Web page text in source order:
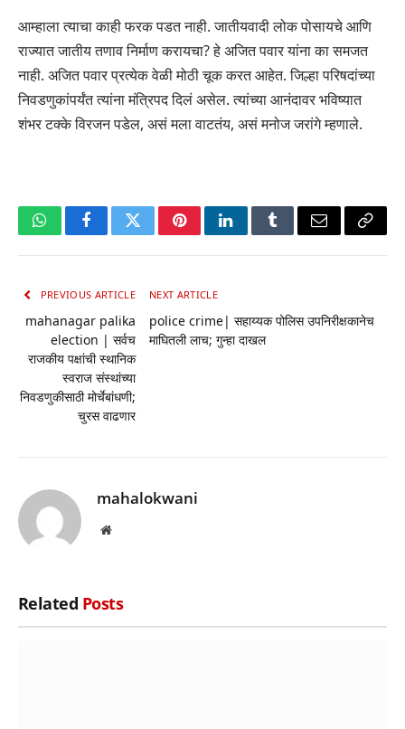
आम्हाला त्याचा काही फरक पडत नाही. जातीयवादी लोक पोसायचे आणि
राज्यात जातीय तणाव निर्माण करायचा? हे अजित पवार यांना का समजत
नाही. अजित पवार प्रत्येक वेळी मोठी चूक करत आहेत. जिल्हा परिषदांच्या
निवडणुकांपर्यंत त्यांना मंत्रिपद दिलं असेल. त्यांच्या आनंदावर भविष्यात
शंभर टक्के विरजन पडेल, असं मला वाटतंय, असं मनोज जरांगे म्हणाले.
WhatsAppFacebookTwitterPinterestLinkedInTumblrEmail Copy
PREVIOUS ARTICLE
mahanagar palika
election | सर्वच
राजकीय पक्षांची स्थानिक
स्वराज संस्थांच्या
निवडणुकीसाठी मोर्चेबांधणी;
चुरस वाढणार
NEXT ARTICLE
police crime| सहाय्यक पोलिस उपनिरीक्षकानेच
माघितली लाच; गुन्हा दाखल
mahalokwani
Website
Related Posts